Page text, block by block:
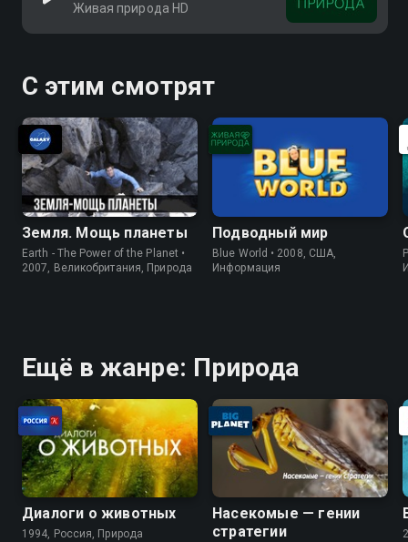
Живая природа HD
С этим смотрят
Земля. Мощь планеты
Earth - The Power of the Planet •
2007, Великобритания, Природа
Подводный мир
Blue World • 2008, США,
Информация
Ещё в жанре: Природа
Диалоги о животных
1994, Россия, Природа
Насекомые — гении
стратегии